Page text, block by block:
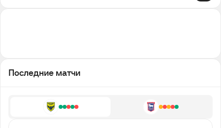
Последние матчи